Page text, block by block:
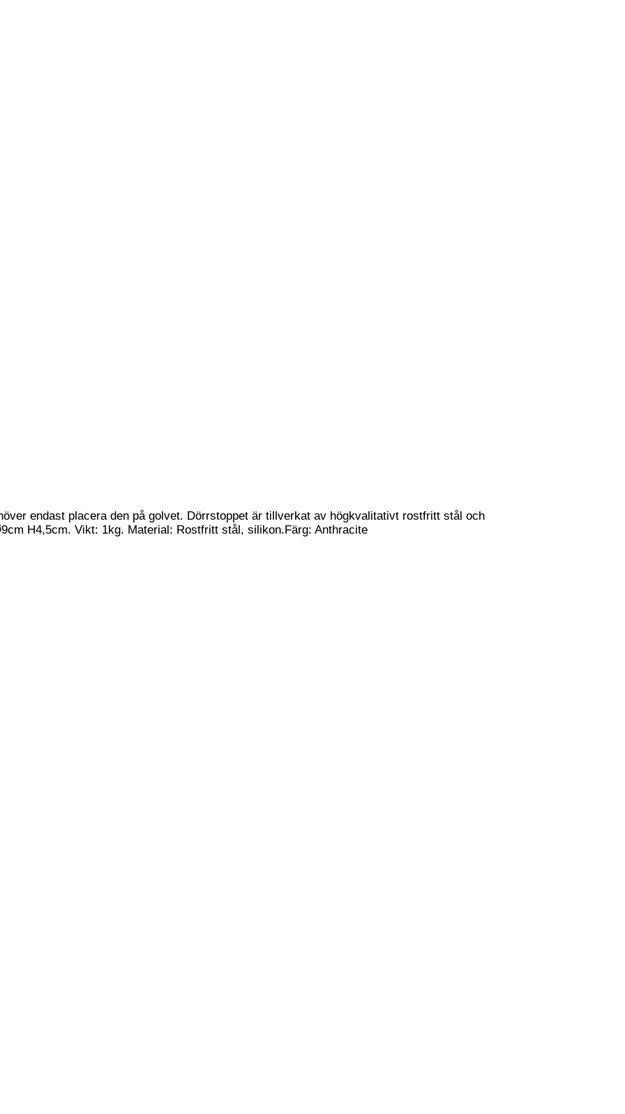
endast placera den på golvet. Dörrstoppet är tillverkat av högkvalitativt rostfritt stål och
H4,5cm. Vikt: 1kg. Material: Rostfritt stål, silikon.Färg: Anthracite